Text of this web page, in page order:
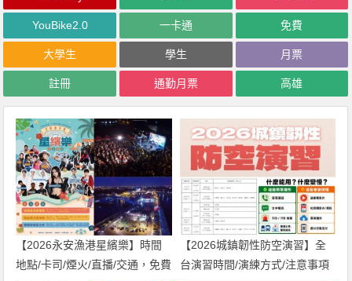
YouBike2.0 一卡通 免費
大學生 學生 月票
註冊 通勤月票 高雄
【2026永安漁港星繽樂】時間
地點/卡司/煙火/直播/交通，免費
【2026城鎮韌性防空演習】全
台演習時間/演練方式/注意事項